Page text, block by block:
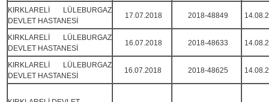
KIRKLARELİ LÜLEBURGAZ
DEVLET HASTANESİ
17.07.2018 2018-48849
KIRKLARELİ LÜLEBURGAZ
DEVLET HASTANESİ
16.07.2018 2018-48633
KIRKLARELİ LÜLEBURGAZ
DEVLET HASTANESİ
16.07.2018 2018-48625